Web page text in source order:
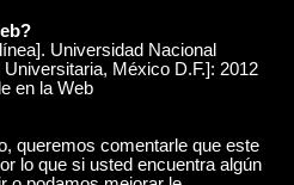
Universidad Nacional
México D.F.]: 2012
en la Web
queremos comentarle que este
lo que si usted encuentra algún